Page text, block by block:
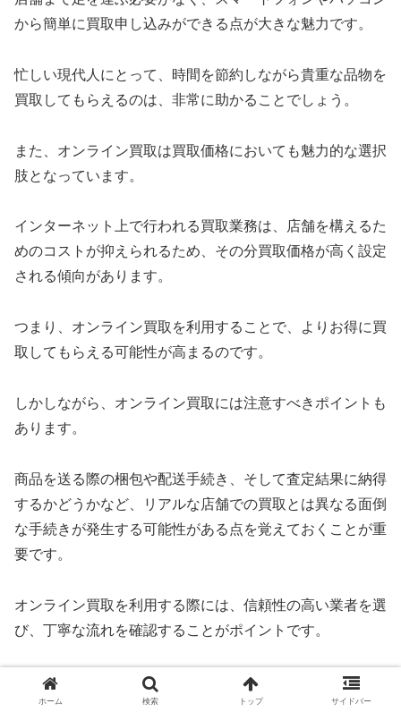
から簡単に買取申し込みができる点が大きな魅力です。
忙しい現代人にとって、時間を節約しながら貴重な品物を
買取してもらえるのは、非常に助かることでしょう。
また、オンライン買取は買取価格においても魅力的な選択
肢となっています。
インターネット上で行われる買取業務は、店舗を構えるた
めのコストが抑えられるため、その分買取価格が高く設定
される傾向があります。
つまり、オンライン買取を利用することで、よりお得に買
取してもらえる可能性が高まるのです。
しかしながら、オンライン買取には注意すべきポイントも
あります。
商品を送る際の梱包や配送手続き、そして査定結果に納得
するかどうかなど、リアルな店舗での買取とは異なる面倒
な手続きが発生する可能性がある点を覚えておくことが重
要です。
オンライン買取を利用する際には、信頼性の高い業者を選
び、丁寧な流れを確認することがポイントです。
おたからやのオンライン買取を利用する際には、上記の特
徴や注意点を踏まえた上で、自身のニーズに最適な方法を
ホーム 検索 トップ サイドバー